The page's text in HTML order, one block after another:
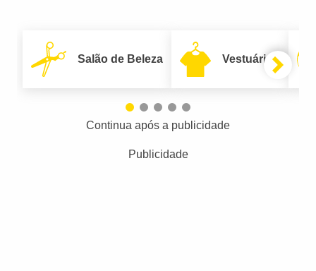
Salão de Beleza Vestuário
Continua após a publicidade
Publicidade